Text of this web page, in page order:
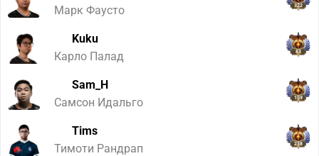
Марк Фаусто
322
Kuku
Карло Палад
83
Sam_H
Самсон Идальго
159
Tims
Тимоти Рандрап
238